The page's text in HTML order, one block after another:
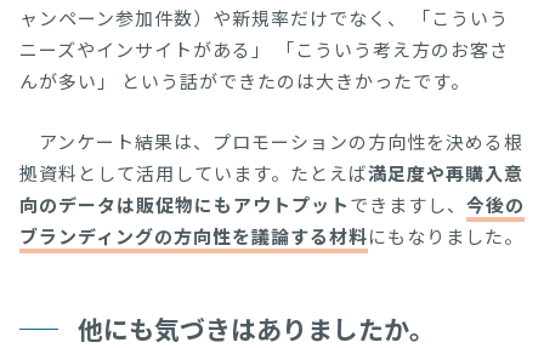
ャンペーン参加件数）や新規率だけでなく、 「こういう
ニーズやインサイトがある」 「こういう考え方のお客さ
んが多い」 という話ができたのは大きかったです。
アンケート結果は、プロモーションの方向性を決める根
拠資料として活用しています。たとえば満足度や再購入意
向のデータは販促物にもアウトプットできますし、 今後の
ブランディングの方向性を議論する材料にもなりました。
他にも気づきはありましたか。